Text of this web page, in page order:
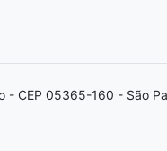
- CEP 05365-160 - São